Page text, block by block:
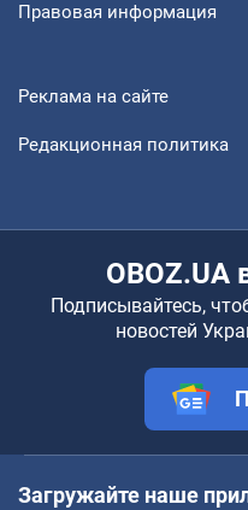
Правовая информация
Реклама на сайте
Редакционная политика
OBOZ.UA
Подписывайтесь,
новостей
Загружайте наше